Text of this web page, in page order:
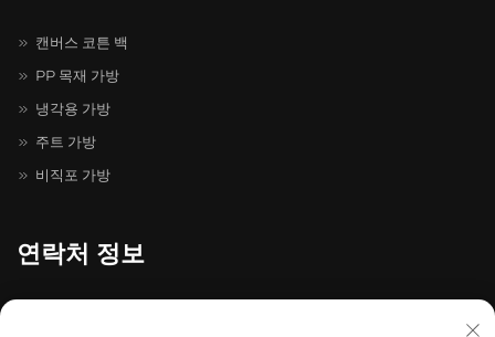
캔버스 코튼 백
PP 목재 가방
냉각용 가방
주트 가방
비직포 가방
연락처 정보